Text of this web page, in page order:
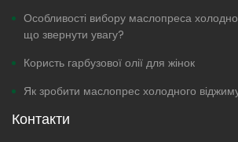
Особливості вибору маслопреса
що звернути увагу?
Користь гарбузової олії для жінок
Як зробити маслопрес холодного
Контакти